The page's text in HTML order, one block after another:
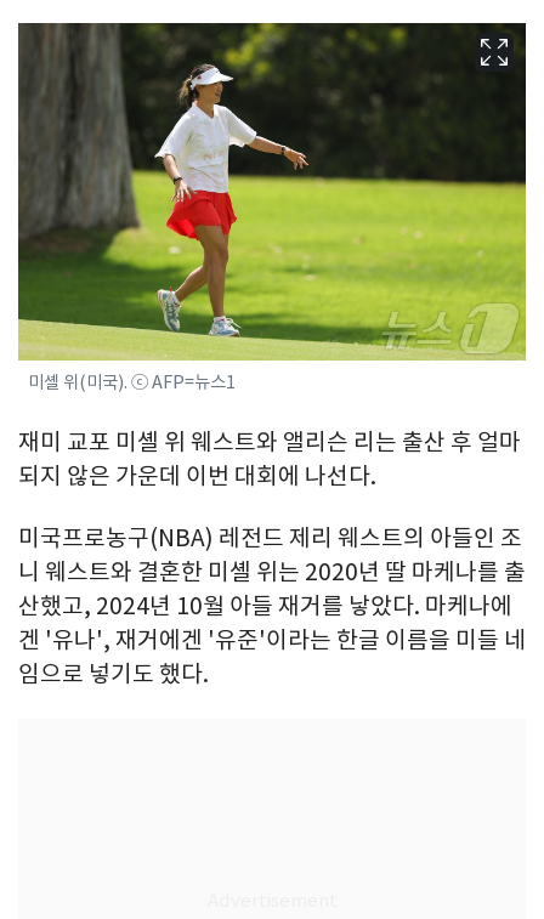
미셸 위(미국). ⓒ AFP=뉴스1
재미 교포 미셸 위 웨스트와 앨리슨 리는 출산 후 얼마
되지 않은 가운데 이번 대회에 나선다.
미국프로농구(NBA) 레전드 제리 웨스트의 아들인 조
니 웨스트와 결혼한 미셸 위는 2020년 딸 마케나를 출
산했고, 2024년 10월 아들 재거를 낳았다. 마케나에
겐 '유나', 재거에겐 '유준'이라는 한글 이름을 미들 네
임으로 넣기도 했다.